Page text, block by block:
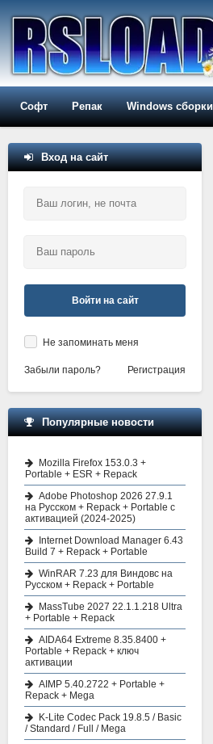
Софт Репак Windows сборки
Вход на сайт
Войти на сайт
Не запоминать меня
Забыли пароль? Регистрация
Популярные новости
Mozilla Firefox 153.0.3 +
Portable + ESR + Repack
Adobe Photoshop 2026 27.9.1
на Русском + Repack + Portable с
активацией (2024-2025)
Internet Download Manager 6.43
Build 7 + Repack + Portable
WinRAR 7.23 для Виндовс на
Русском + Repack + Portable
MassTube 2027 22.1.1.218 Ultra
+ Portable + Repack
AIDA64 Extreme 8.35.8400 +
Portable + Repack + ключ
активации
AIMP 5.40.2722 + Portable +
Repack + Mega
K-Lite Codec Pack 19.8.5 / Basic
/ Standard / Full / Mega